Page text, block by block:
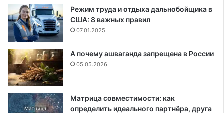
Режим труда и отдыха дальнобойщика в
США: 8 важных правил
07.01.2025
А почему ашваганда запрещена в России
05.05.2026
Матрица совместимости: как
определить идеального партнёра, друга